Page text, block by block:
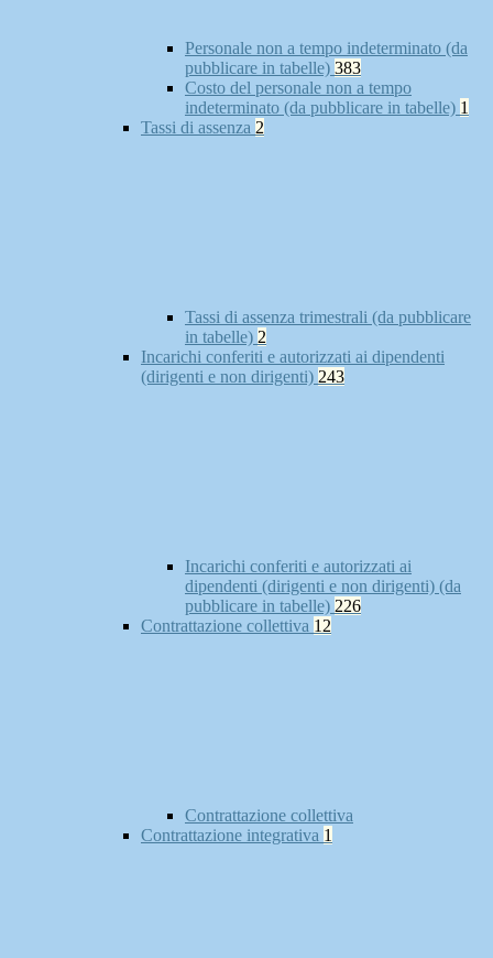
Personale non a tempo indeterminato (da
pubblicare in tabelle) 383
Costo del personale non a tempo
indeterminato (da pubblicare in tabelle) 1
Tassi di assenza 2
Tassi di assenza trimestrali (da pubblicare
in tabelle) 2
Incarichi conferiti e autorizzati ai dipendenti
(dirigenti e non dirigenti) 243
Incarichi conferiti e autorizzati ai
dipendenti (dirigenti e non dirigenti) (da
pubblicare in tabelle) 226
Contrattazione collettiva 12
Contrattazione collettiva
Contrattazione integrativa 1